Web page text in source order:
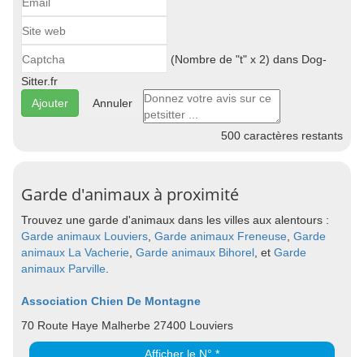
(Nombre de "t" x 2) dans Dog-
Sitter.fr
Annuler
500 caractères restants
Garde d'animaux à proximité
Trouvez une garde d'animaux dans les villes aux alentours :
Garde animaux Louviers Garde animaux Freneuse Garde
animaux La Vacherie Garde animaux Bihorel , et Garde
animaux Parville
Association Chien De Montagne
70 Route Haye Malherbe 27400 Louviers
Afficher le N° *